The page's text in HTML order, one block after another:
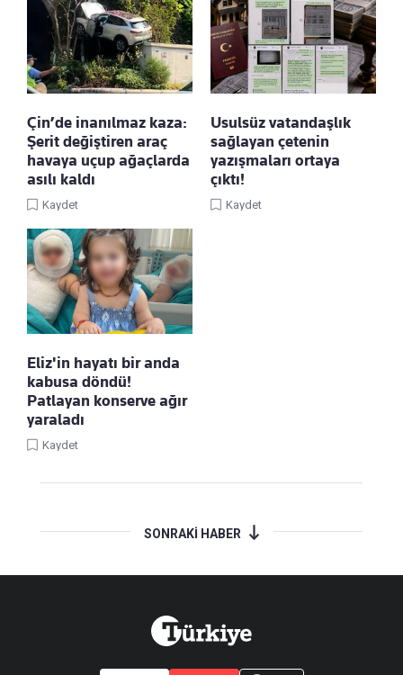
Çin’de inanılmaz kaza:
Şerit değiştiren araç
havaya uçup ağaçlarda
asılı kaldı
Kaydet
Usulsüz vatandaşlık
sağlayan çetenin
yazışmaları ortaya
çıktı!
Kaydet
Eliz'in hayatı bir anda
kabusa döndü!
Patlayan konserve ağır
yaraladı
Kaydet
SONRAKİ HABER